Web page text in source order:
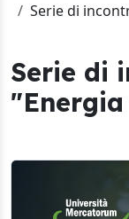
Serie di
Serie di